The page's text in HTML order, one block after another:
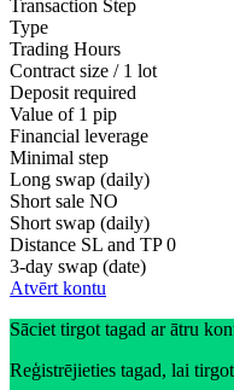
Transaction Step
Type
Trading Hours
Contract size / 1 lot
Deposit required
Value of 1 pip
Financial leverage
Minimal step
Long swap (daily)
Short sale NO
Short swap (daily)
Distance SL and TP 0
3-day swap (date)
Atvērt kontu
Sāciet tirgot tagad ar ātru
Reģistrējieties tagad, lai